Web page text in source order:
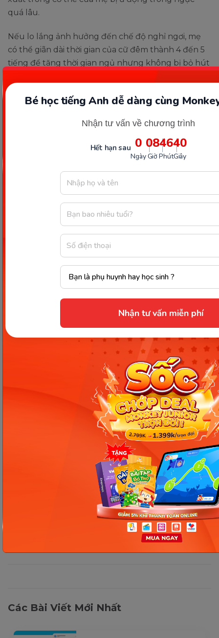
Bé học tiếng Anh dễ dàng cùng
Nhận tư vấn về chương trình
Hết hạn sau 0
Ngày
08
Giờ
46
Phút
39
Giây
Nhận tư vấn miễn phí
quá lâu.
Nếu lo lắng ảnh hưởng đến chế độ nghỉ ngơi, mẹ
có thể giãn dài thời gian của cữ đêm thành 4 đến 5
tiếng để tăng thời gian ngủ nhưng không bị bỏ hút
tức ngực quá có thể dùng tay vắt để tránh bị tắc tia
Kích sữa đêm sẽ giúp mẹ duy trì được lượng sữa dồi dào
(Ảnh: Sưu tầm Internet)
kích sữa L3hay quá trình kích sữa nói
chung cho các mẹ ít sữa đều rất vất vả. Vì thế các
mẹ phải thật kiên trì thực hiện để quá trình kích
sữa có hiệu quả. Hy vọng qua những chia sẻ trên sẽ
giúp các mẹ thực hiện tốt quá trình kích sữa cho
bé yêu. Chúc các mẹ nhanh chóng có được nguồn
sữa thơm ngon dồi dào cho con yêu của mình.
Chia sẻ ngay
Thông tin trong bài viết được tổng hợp nhằm
mục đích tham khảo và có thể thay đổi mà
không cần báo trước. Quý khách vui lòng
kiểm tra lại qua các kênh chính thức hoặc liên
hệ trực tiếp với đơn vị liên quan để nắm bắt
Các Bài Viết Mới Nhất